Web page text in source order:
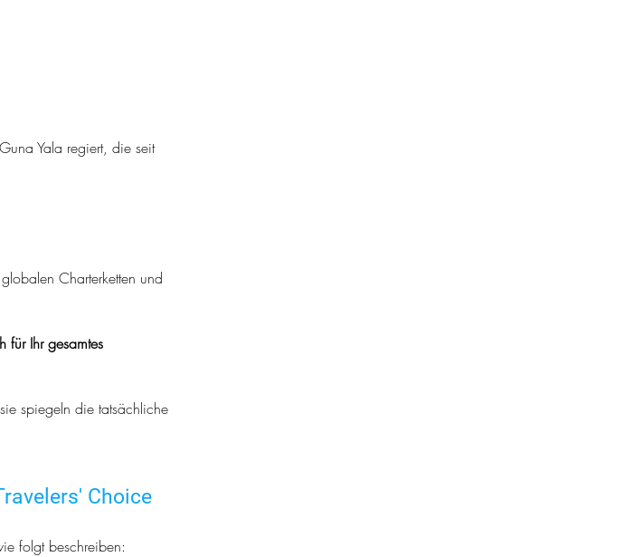
Yala regiert, die seit
Charterketten und
für Ihr gesamtes
spiegeln die tatsächliche
Choice
folgt beschreiben: